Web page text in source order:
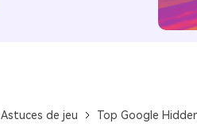
Astuces de jeu Top Google